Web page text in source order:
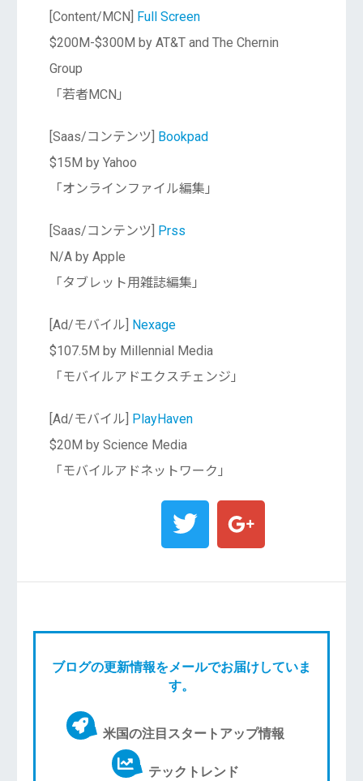
[Content/MCN]
Full Screen
$200M-$300M by AT&T and The Chernin
Group
「若者MCN」
[Saas/コンテンツ]
Bookpad
$15M by Yahoo
「オンラインファイル編集」
[Saas/コンテンツ]
Prss
N/A by Apple
「タブレット用雑誌編集」
[Ad/モバイル]
Nexage
$107.5M by Millennial Media
「モバイルアドエクスチェンジ」
[Ad/モバイル]
PlayHaven
$20M by Science Media
「モバイルアドネットワーク」
ブログの更新情報をメールでお届けしていま
す。
米国の注目スタートアップ情報
テックトレンド